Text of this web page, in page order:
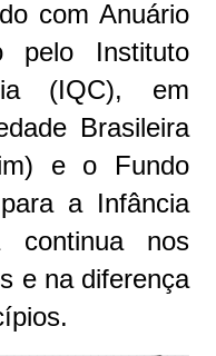
com Anuário
pelo Instituto
(IQC), em
Brasileira
e o Fundo
a Infância
continua nos
e na diferença